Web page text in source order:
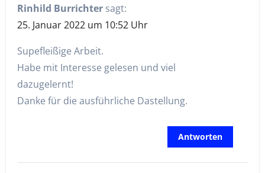
Rinhild Burrichter sagt:
25. Januar 2022 um 10:52 Uhr
Supefleißige Arbeit.
Habe mit Interesse gelesen und viel
dazugelernt!
Danke für die ausführliche Dastellung.
Antworten